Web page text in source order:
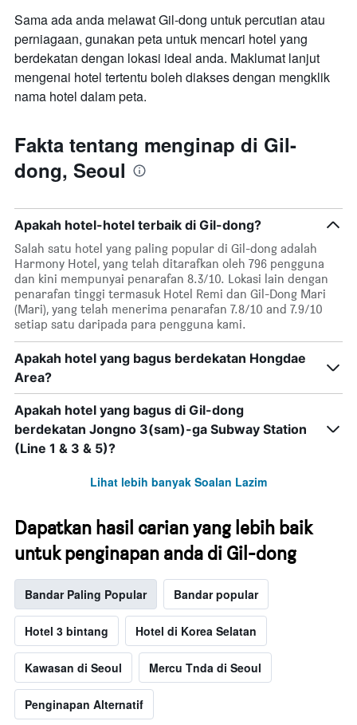
Sama ada anda melawat Gil-dong untuk percutian atau
perniagaan, gunakan peta untuk mencari hotel yang
berdekatan dengan lokasi ideal anda. Maklumat lanjut
mengenai hotel tertentu boleh diakses dengan mengklik
nama hotel dalam peta.
Fakta tentang menginap di Gil-
dong, Seoul
Apakah hotel-hotel terbaik di Gil-dong?
Salah satu hotel yang paling popular di Gil-dong adalah
Harmony Hotel, yang telah ditarafkan oleh 796 pengguna
dan kini mempunyai penarafan 8.3/10. Lokasi lain dengan
penarafan tinggi termasuk Hotel Remi dan Gil-Dong Mari
(Mari), yang telah menerima penarafan 7.8/10 and 7.9/10
setiap satu daripada para pengguna kami.
Apakah hotel yang bagus berdekatan Hongdae
Area?
Apakah hotel yang bagus di Gil-dong
berdekatan Jongno 3(sam)-ga Subway Station
(Line 1 & 3 & 5)?
Lihat lebih banyak Soalan Lazim
Dapatkan hasil carian yang lebih baik
untuk penginapan anda di Gil-dong
Bandar Paling Popular Bandar popular
Hotel 3 bintang Hotel di Korea Selatan
Kawasan di Seoul Mercu Tnda di Seoul
Penginapan Alternatif